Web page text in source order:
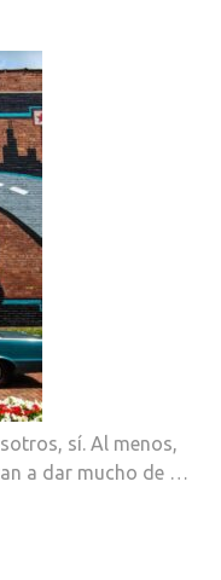
sí. Al menos,
a dar mucho de …